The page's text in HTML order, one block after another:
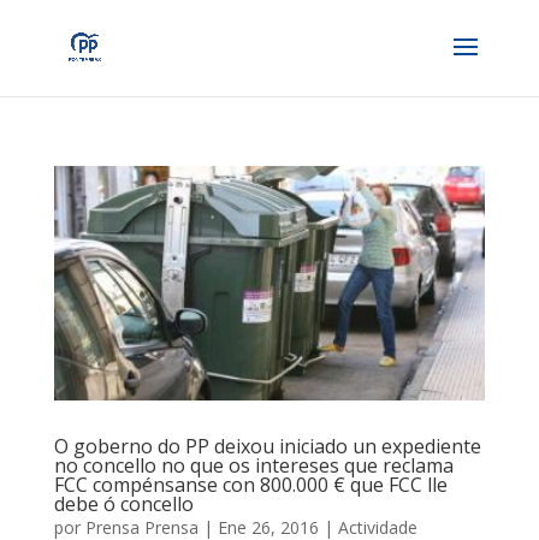
O goberno do PP deixou iniciado un expediente
no concello no que os intereses que reclama
FCC compénsanse con 800.000 € que FCC lle
debe ó concello
por Prensa Prensa | Ene 26, 2016 | Actividade